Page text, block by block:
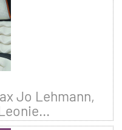
Jo Lehmann,